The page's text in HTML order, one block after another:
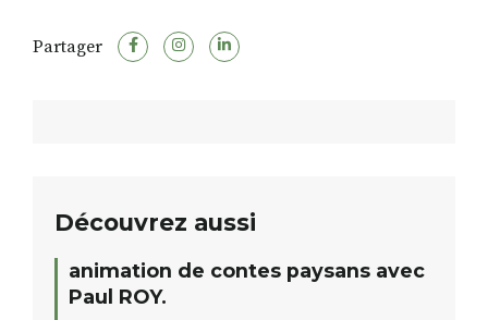
Partager
Découvrez aussi
animation de contes paysans avec
Paul ROY.